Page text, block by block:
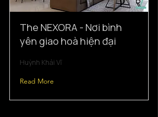
The NEXORA - Nơi bình
yên giao hoà hiện đại
Huỳnh Khải Vĩ
Read More